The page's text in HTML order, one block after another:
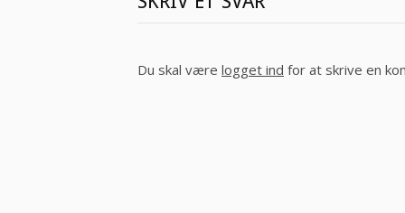
Du skal være logget ind for at skrive en